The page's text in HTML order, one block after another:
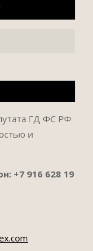
ГД ФС РФ
и
+7 916 628 19